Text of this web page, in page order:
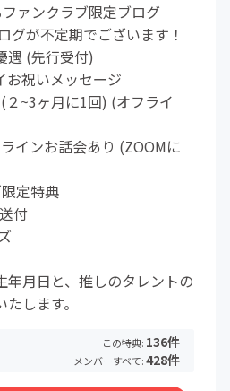
ァンクラブ限定ブログ
グが不定期でございます！
遇 (先行受付)
お祝いメッセージ
２~3ヶ月に1回) (オフライ
インお話会あり (ZOOMに
定特典
付
月日と、推しのタレントの
します。
この特典: 136件
メンバーすべて:428件